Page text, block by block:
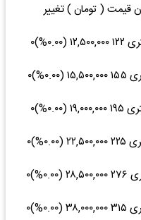
قیمت ( تومان ) تغییر